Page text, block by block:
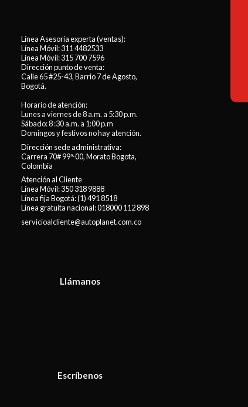
Línea Asesoría experta (ventas):
Línea Móvil:311 4482533
Línea Móvil:315 700 7596
Dirección punto de venta:
Calle 65 #25-43, Barrio 7 de Agosto,
Bogotá.
Horario de atención:
Lunes a viernes de 8 a.m. a 5:30 p.m.
Sábado: 8 :30 a.m. a 1:00 p.m
Domingos y festivos no hay atención.
Dirección sede administrativa:
Carrera 70# 99ª-00, Morato Bogota,
Colombia
Atención al Cliente
Línea Móvil:350 318 9888
Línea fija Bogotá:(1) 491 8518
Línea gratuita nacional:018000 112 898
servicioalcliente@autoplanet.com.co
Llámanos
Escríbenos